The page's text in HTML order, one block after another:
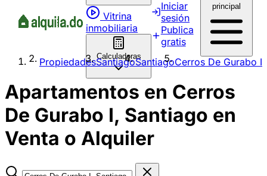
Vitrina
inmobiliaria
Calculadoras
Iniciar
sesión
Publica
gratis
principal
PropiedadesSantiagoSantiagoCerros De Gurabo I
Apartamentos en Cerros
De Gurabo I, Santiago en
Venta o Alquiler